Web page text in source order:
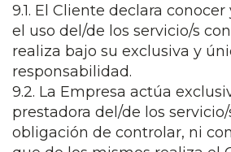
9.1. El Cliente declara
el uso del/de los servicio/s
realiza bajo su exclusiva y
responsabilidad.
9.2. La Empresa actúa
prestadora del/de los
obligación de controlar, ni